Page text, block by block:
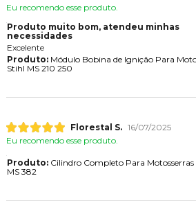
Eu recomendo esse produto.
Produto muito bom, atendeu minhas
necessidades
Excelente
Produto:Módulo Bobina de Ignição Para
Stihl MS 210 250
Florestal S. 16/07/2025
Eu recomendo esse produto.
Produto:Cilindro Completo Para Motosserras
MS 382